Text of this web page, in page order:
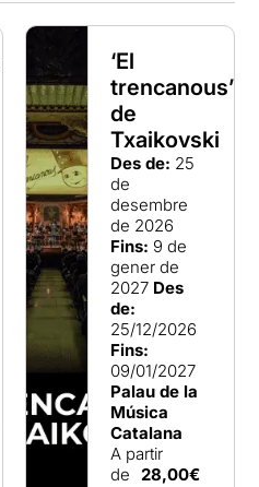
‘El
trencanous’
de
Txaikovski
Des de: 25
de
desembre
de 2026
Fins: 9 de
gener de
2027 Des
de:
25/12/2026
Fins:
09/01/2027
Palau de la
Música
Catalana
A partir
de 28,00€